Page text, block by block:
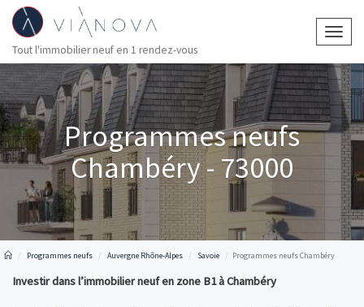
Tout l'immobilier neuf en 1 rendez-vous
Programmes neufs
Chambéry - 73000
Programmes neufs Auvergne Rhône-Alpes Savoie Programmes neufs Chambéry
Investir dans l’immobilier neuf en zone B1 à Chambéry